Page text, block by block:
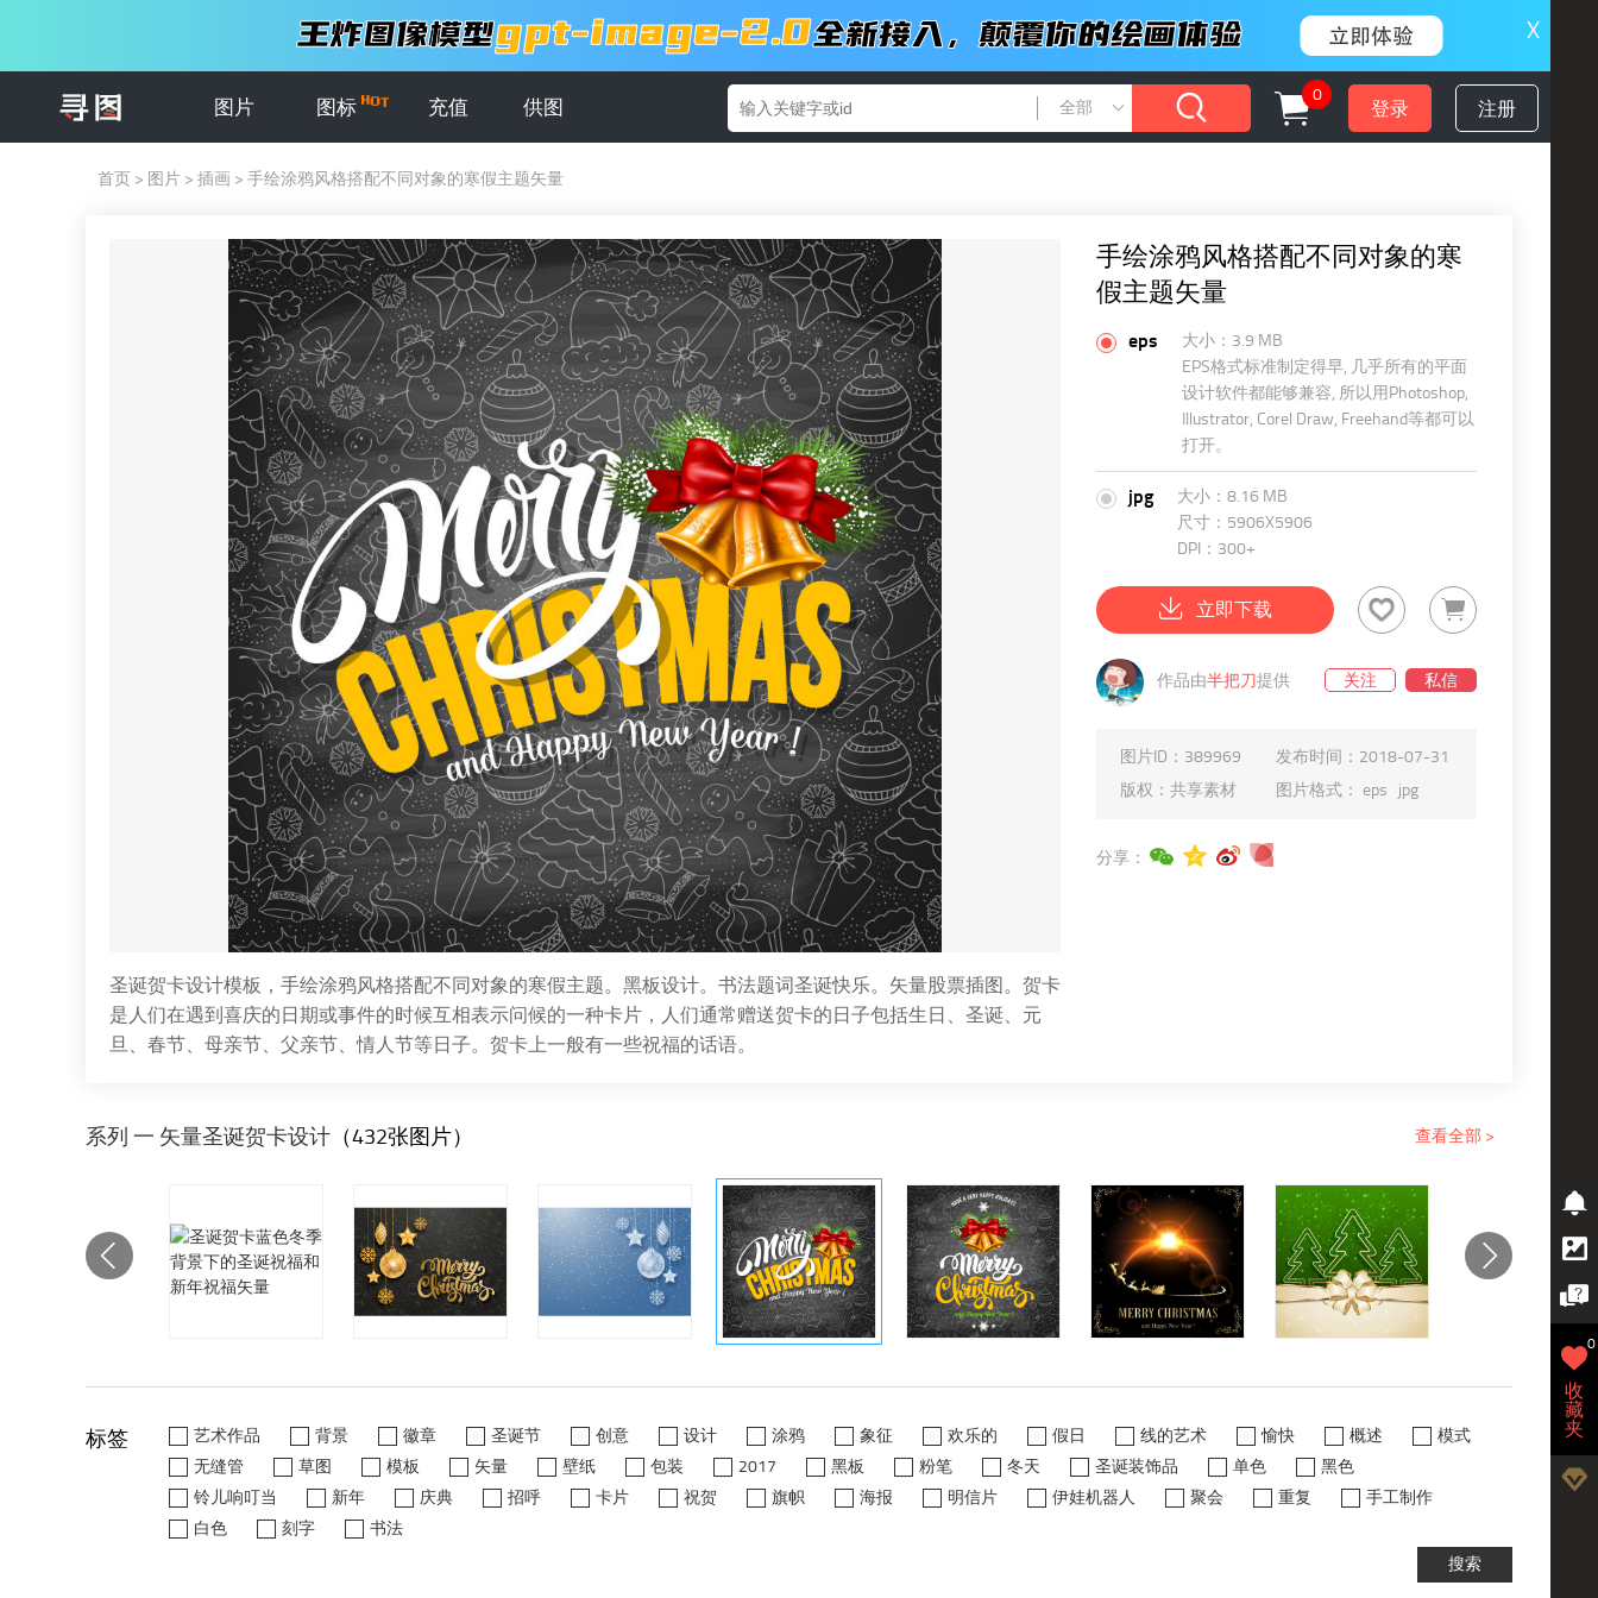
X
图片 图标 充值 供图 全部
0
登录 注册
首页 > 图片 > 插画 > 手绘涂鸦风格搭配不同对象的寒假主题矢量
圣诞贺卡设计模板，手绘涂鸦风格搭配不同对象的寒假主题。黑板设计。书法题词圣诞快乐。矢量股票插图。贺卡
是人们在遇到喜庆的日期或事件的时候互相表示问候的一种卡片，人们通常赠送贺卡的日子包括生日、圣诞、元
旦、春节、母亲节、父亲节、情人节等日子。贺卡上一般有一些祝福的话语。
手绘涂鸦风格搭配不同对象的寒
假主题矢量
eps
大小：3.9 MB
EPS格式标准制定得早, 几乎所有的平面
设计软件都能够兼容, 所以用Photoshop,
Illustrator, Corel Draw, Freehand等都可以
打开。
jpg
大小：8.16 MB
尺寸：5906X5906
DPI：300+
立即下载
作品由半把刀提供 关注 私信
图片ID： 389969 发布时间： 2018-07-31
版权： 共享素材 图片格式： eps jpg
分享：
系列 一 矢量圣诞贺卡设计 （432张图片） 查看全部 >
标签 艺术作品 背景 徽章 圣诞节 创意 设计 涂鸦 象征 欢乐的 假日 线的艺术 愉快 概述
模式
无缝管
草图 模板 矢量 壁纸 包装 2017 黑板 粉笔 冬天 圣诞装饰品 单色
黑色
铃儿响叮当
新年 庆典 招呼 卡片 祝贺 旗帜 海报 明信片 伊娃机器人 聚会 重复
手工制作
白色
刻字
书法
搜索
收
藏
夹
0